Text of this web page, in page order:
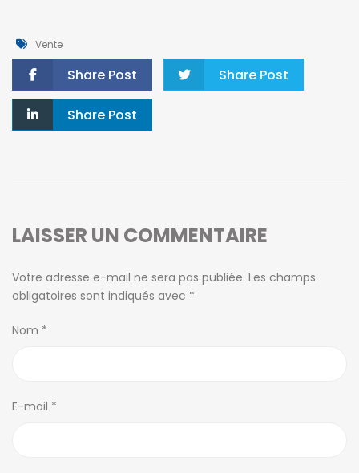
Vente
Share Post Share Post
Share Post
LAISSER UN COMMENTAIRE
Votre adresse e-mail ne sera pas publiée. Les champs
obligatoires sont indiqués avec *
Nom *
E-mail *